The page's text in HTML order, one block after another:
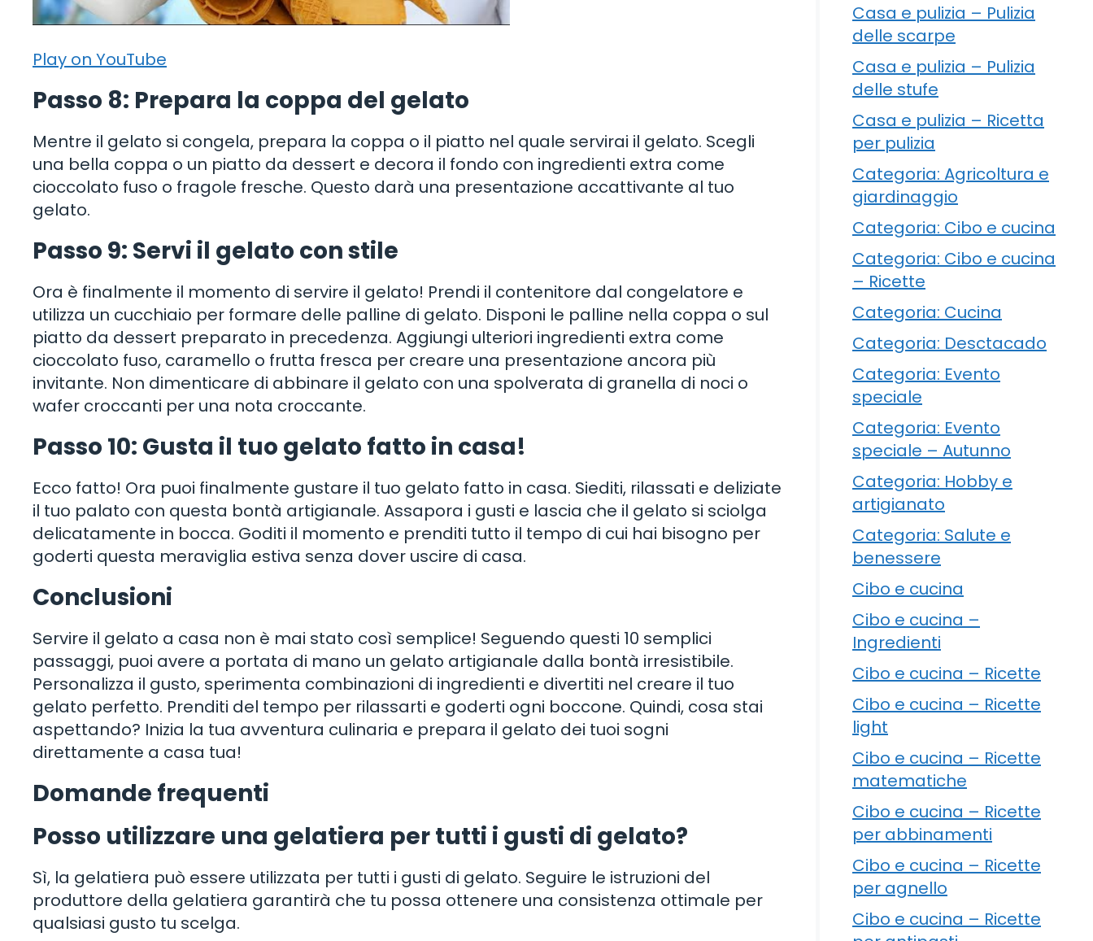
Play on YouTube
Passo 8: Prepara la coppa del gelato
Mentre il gelato si congela, prepara la coppa o il piatto nel quale servirai il gelato. Scegli
una bella coppa o un piatto da dessert e decora il fondo con ingredienti extra come
cioccolato fuso o fragole fresche. Questo darà una presentazione accattivante al tuo
gelato.
Passo 9: Servi il gelato con stile
Ora è finalmente il momento di servire il gelato! Prendi il contenitore dal congelatore e
utilizza un cucchiaio per formare delle palline di gelato. Disponi le palline nella coppa o sul
piatto da dessert preparato in precedenza. Aggiungi ulteriori ingredienti extra come
cioccolato fuso, caramello o frutta fresca per creare una presentazione ancora più
invitante. Non dimenticare di abbinare il gelato con una spolverata di granella di noci o
wafer croccanti per una nota croccante.
Passo 10: Gusta il tuo gelato fatto in casa!
Ecco fatto! Ora puoi finalmente gustare il tuo gelato fatto in casa. Siediti, rilassati e deliziate
il tuo palato con questa bontà artigianale. Assapora i gusti e lascia che il gelato si sciolga
delicatamente in bocca. Goditi il momento e prenditi tutto il tempo di cui hai bisogno per
goderti questa meraviglia estiva senza dover uscire di casa.
Conclusioni
Servire il gelato a casa non è mai stato così semplice! Seguendo questi 10 semplici
passaggi, puoi avere a portata di mano un gelato artigianale dalla bontà irresistibile.
Personalizza il gusto, sperimenta combinazioni di ingredienti e divertiti nel creare il tuo
gelato perfetto. Prenditi del tempo per rilassarti e goderti ogni boccone. Quindi, cosa stai
aspettando? Inizia la tua avventura culinaria e prepara il gelato dei tuoi sogni
direttamente a casa tua!
Domande frequenti
Posso utilizzare una gelatiera per tutti i gusti di gelato?
Sì, la gelatiera può essere utilizzata per tutti i gusti di gelato. Seguire le istruzioni del
produttore della gelatiera garantirà che tu possa ottenere una consistenza ottimale per
qualsiasi gusto tu scelga.
Casa e pulizia – Pulizia
delle scarpe
Casa e pulizia – Pulizia
delle stufe
Casa e pulizia – Ricetta
per pulizia
Categoria: Agricoltura e
giardinaggio
Categoria: Cibo e cucina
Categoria: Cibo e cucina
– Ricette
Categoria: Cucina
Categoria: Desctacado
Categoria: Evento
speciale
Categoria: Evento
speciale – Autunno
Categoria: Hobby e
artigianato
Categoria: Salute e
benessere
Cibo e cucina
Cibo e cucina –
Ingredienti
Cibo e cucina – Ricette
Cibo e cucina – Ricette
light
Cibo e cucina – Ricette
matematiche
Cibo e cucina – Ricette
per abbinamenti
Cibo e cucina – Ricette
per agnello
Cibo e cucina – Ricette